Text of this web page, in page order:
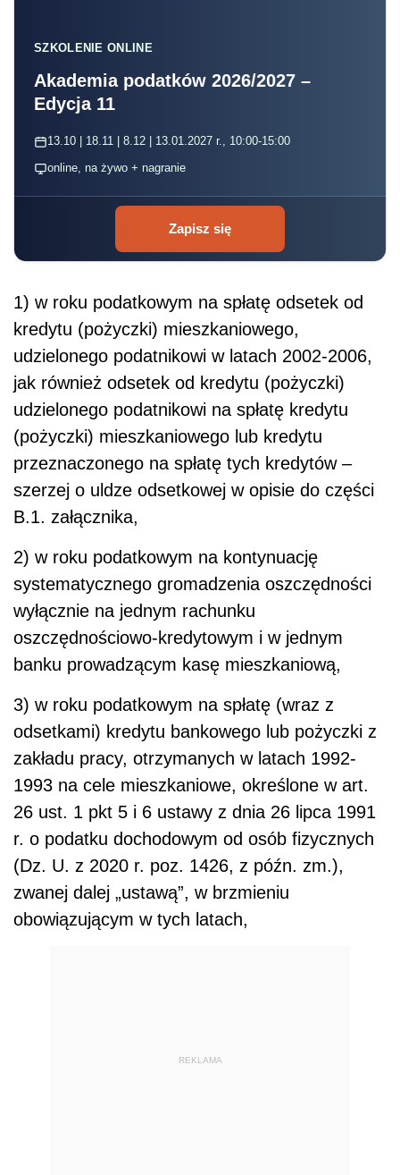
SZKOLENIE ONLINE
Akademia podatków 2026/2027 –
Edycja 11
13.10 | 18.11 | 8.12 | 13.01.2027 r., 10:00-15:00
online, na żywo + nagranie
Zapisz się
1) w roku podatkowym na spłatę odsetek od
kredytu (pożyczki) mieszkaniowego,
udzielonego podatnikowi w latach 2002-2006,
jak również odsetek od kredytu (pożyczki)
udzielonego podatnikowi na spłatę kredytu
(pożyczki) mieszkaniowego lub kredytu
przeznaczonego na spłatę tych kredytów –
szerzej o uldze odsetkowej w opisie do części
B.1. załącznika,
2) w roku podatkowym na kontynuację
systematycznego gromadzenia oszczędności
wyłącznie na jednym rachunku
oszczędnościowo-kredytowym i w jednym
banku prowadzącym kasę mieszkaniową,
3) w roku podatkowym na spłatę (wraz z
odsetkami) kredytu bankowego lub pożyczki z
zakładu pracy, otrzymanych w latach 1992-
1993 na cele mieszkaniowe, określone w art.
26 ust. 1 pkt 5 i 6 ustawy z dnia 26 lipca 1991
r. o podatku dochodowym od osób fizycznych
(Dz. U. z 2020 r. poz. 1426, z późn. zm.),
zwanej dalej „ustawą”, w brzmieniu
obowiązującym w tych latach,
REKLAMA